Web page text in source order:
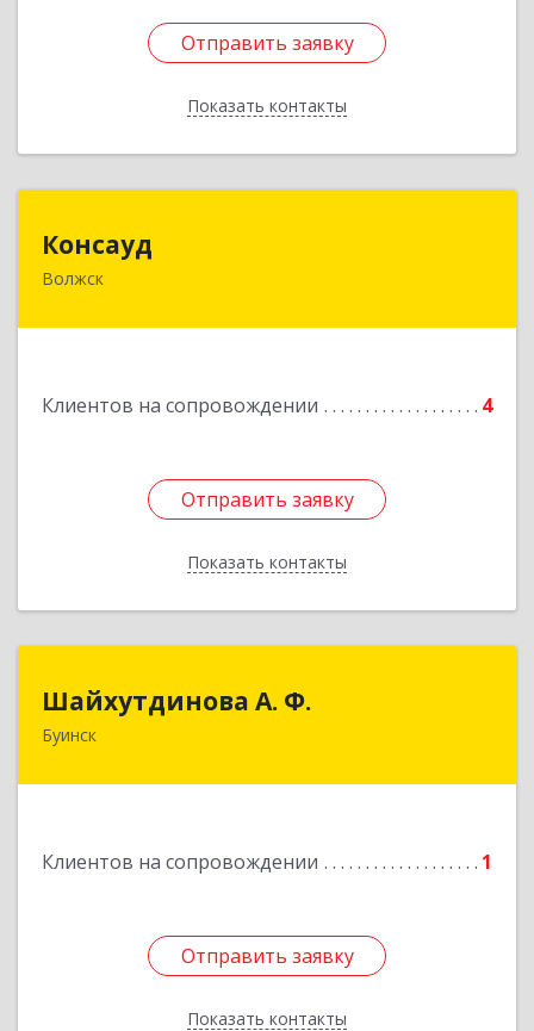
Отправить заявку
Показать контакты
Отправить заявку
Назад
Консауд
Волжск
Клиентов на сопровождении 4
Отправить заявку
Показать контакты
425005, Марий Эл респ, Волжск г, Пролетарская
Отправить заявку
Назад
Шайхутдинова А. Ф.
Буинск
Клиентов на сопровождении 1
Отправить заявку
Показать контакты
Отправить заявку
Назад